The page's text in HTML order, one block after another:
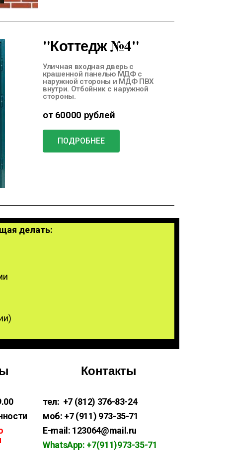
"Коттедж №4"
Уличная входная дверь с
крашенной панелью МДФ с
наружной стороны и МДФ ПВХ
внутри. Отбойник с наружной
стороны.
от 60000 рублей
ПОДРОБНЕЕ
делать:
Контакты
тел: +7 (812) 376-83-24
моб: +7 (911) 973-35-71
E-mail: 123064@mail.ru
WhatsApp: +7(911)973-35-71